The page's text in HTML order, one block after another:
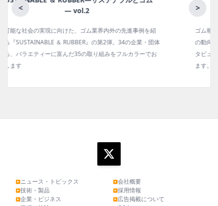
< >
月刊ラバーインダストリー／単品
ゴム報知新聞の姉妹誌。ゴム・エラストマー製品・市場分野別
の動向、新製品・技術、原材料動向、設備・機械の紹介、イン
タビュー、海外企業情報、統計などをコンパクトに掲載してい
▶ニュース・トピックス
▶技術・製品
▶企業・ビジネス
▶会社概要
▶採用情報
▶広告掲載について